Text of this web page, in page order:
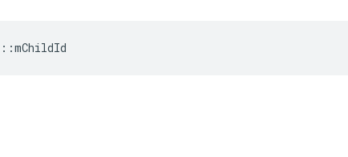
::mChildId